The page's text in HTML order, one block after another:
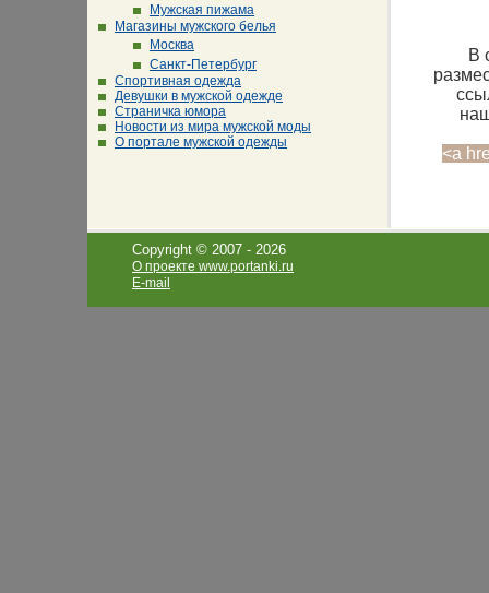
Мужская пижама
Магазины мужского белья
Москва
Санкт-Петербург
Спортивная одежда
Девушки в мужской одежде
Страничка юмора
Новости из мира мужской моды
О портале мужской одежды
В
<a
Copyright © 2007 - 2026
О проекте www.portanki.ru
E-mail